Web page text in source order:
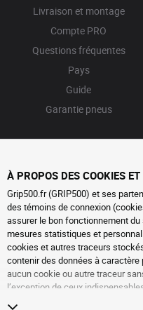
Livraison et montage
Compte PRO
Questions fréquentes
Pays
Guide
Garantie pneus
À PROPOS DES COOKIES
Grip500.fr (GRIP500) et ses
des témoins de connexion
assurer le bon fonctionnement
mesures statistiques et
cookies et autres traceurs
contenir des données à
aucun cookie ou autre traceur
l’exception de ceux